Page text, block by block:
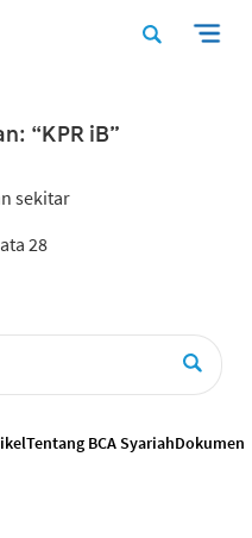
“KPR iB”
sekitar
28
Tentang BCA SyariahDokumen